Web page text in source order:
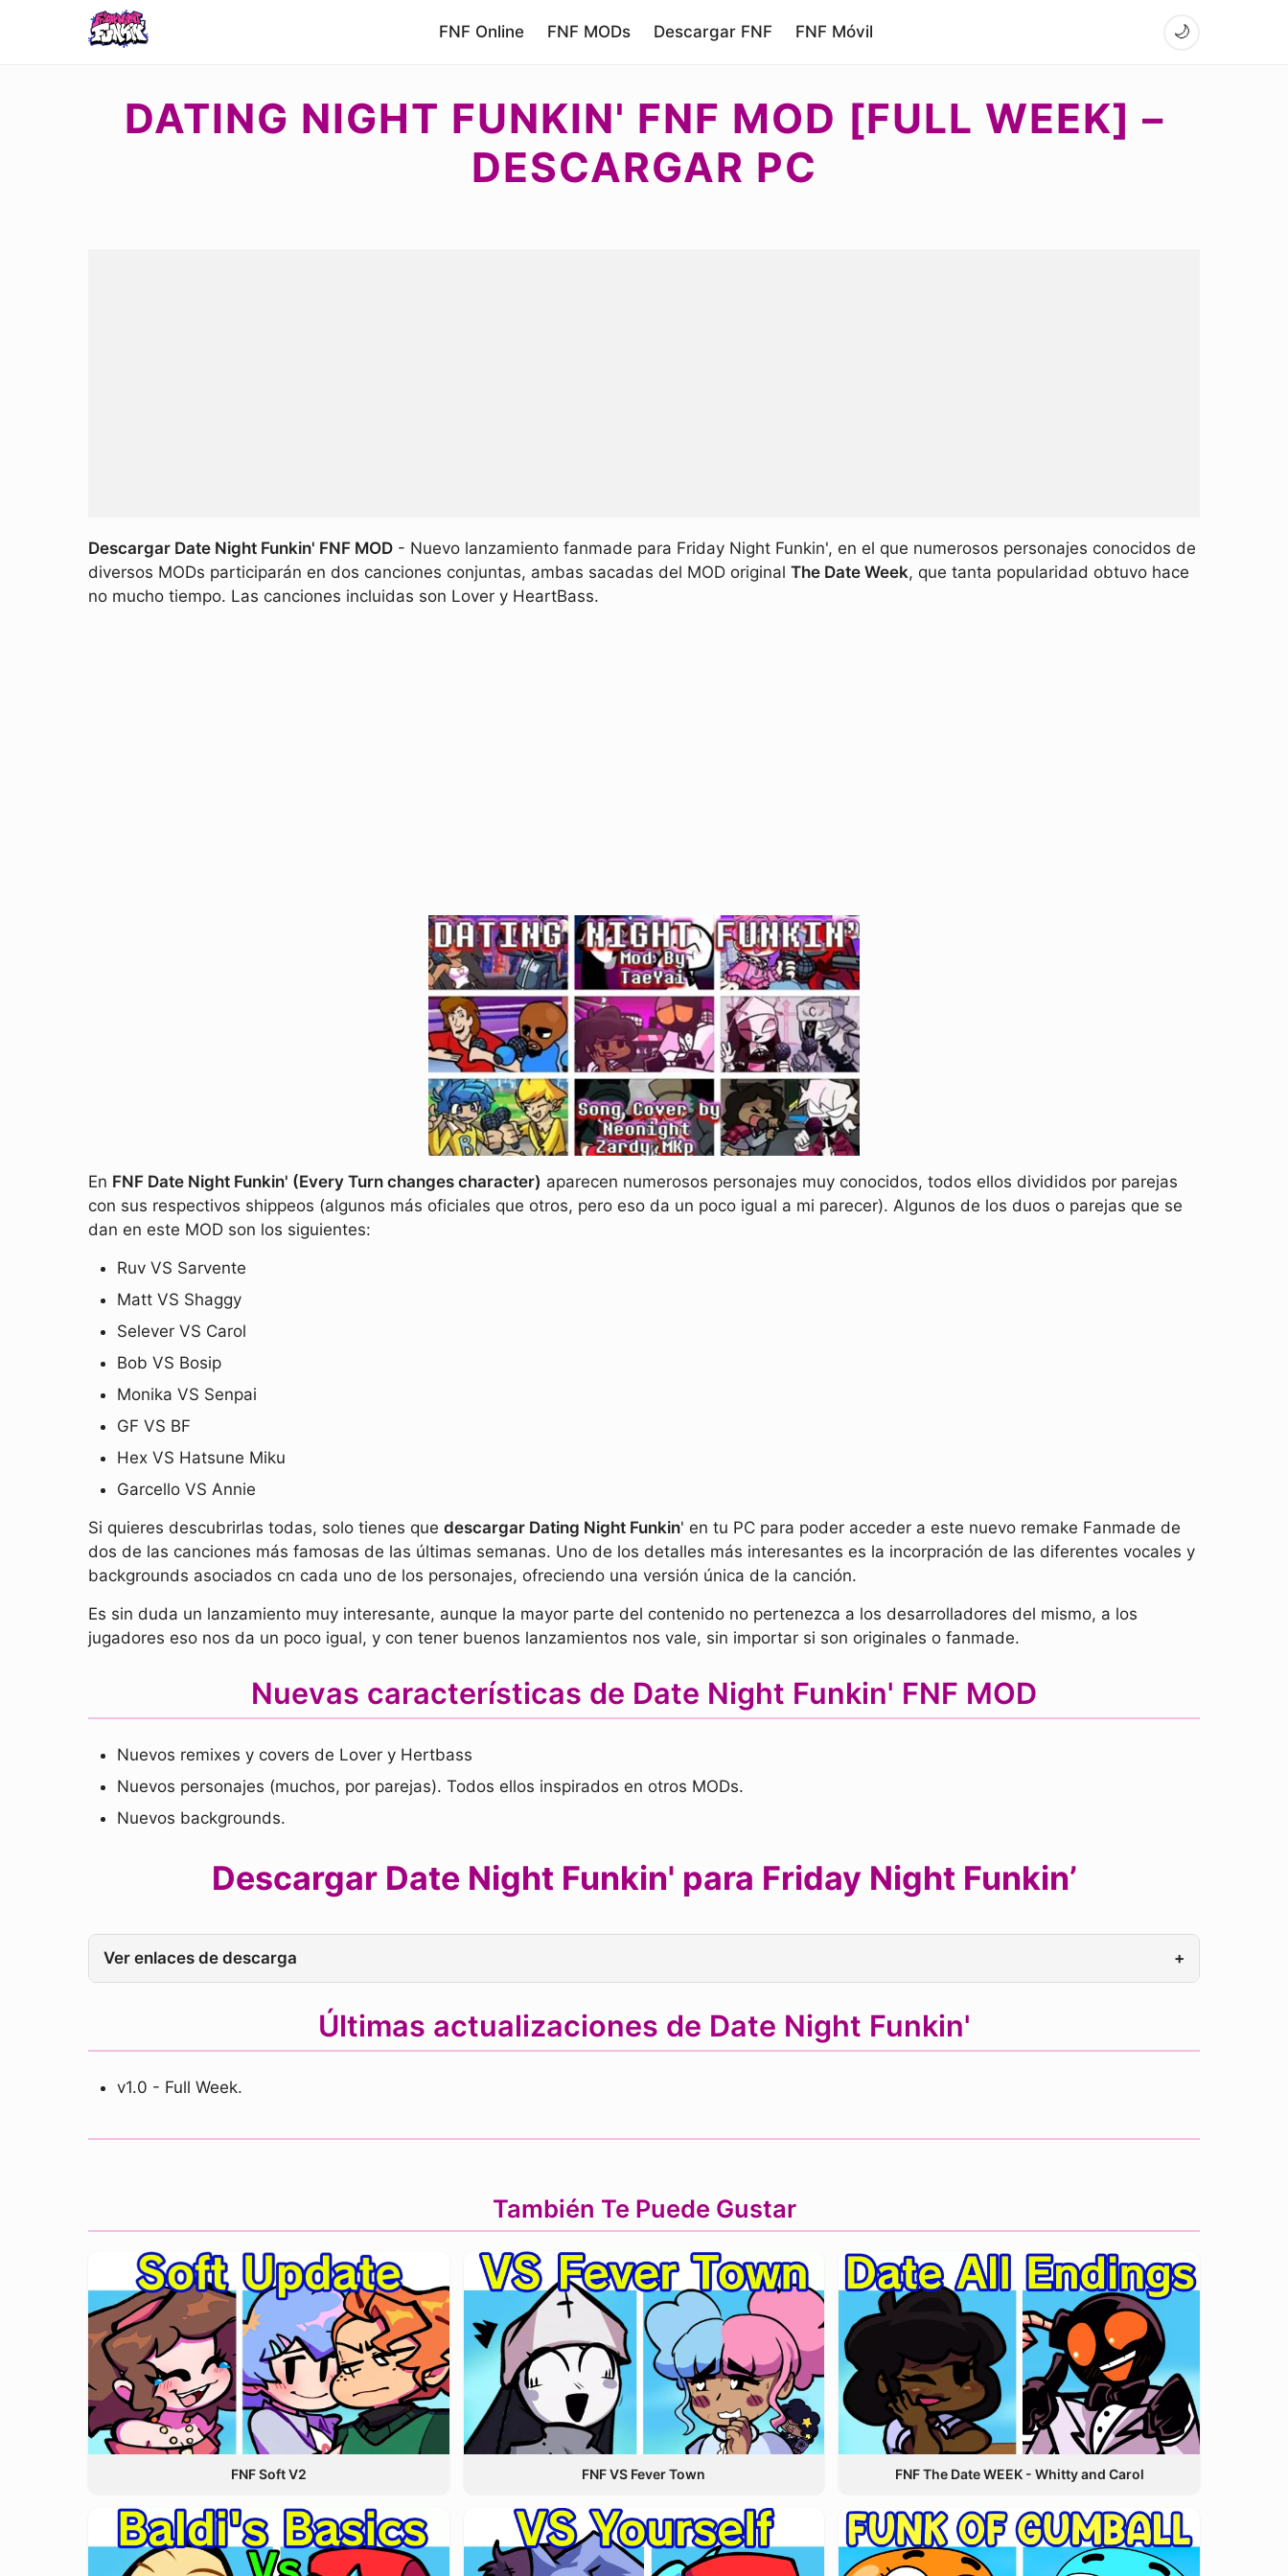
FNF Online FNF MODs Descargar FNF FNF Móvil 🌙
DATING NIGHT FUNKIN' FNF MOD [FULL WEEK] –
DESCARGAR PC
Descargar Date Night Funkin' FNF MOD - Nuevo lanzamiento fanmade para Friday Night Funkin', en el que numerosos personajes conocidos de
diversos MODs participarán en dos canciones conjuntas, ambas sacadas del MOD original The Date Week, que tanta popularidad obtuvo hace
no mucho tiempo. Las canciones incluidas son Lover y HeartBass.
En FNF Date Night Funkin' (Every Turn changes character) aparecen numerosos personajes muy conocidos, todos ellos divididos por parejas
con sus respectivos shippeos (algunos más oficiales que otros, pero eso da un poco igual a mi parecer). Algunos de los duos o parejas que se
dan en este MOD son los siguientes:
Ruv VS Sarvente
Matt VS Shaggy
Selever VS Carol
Bob VS Bosip
Monika VS Senpai
GF VS BF
Hex VS Hatsune Miku
Garcello VS Annie
Si quieres descubrirlas todas, solo tienes que descargar Dating Night Funkin' en tu PC para poder acceder a este nuevo remake Fanmade de
dos de las canciones más famosas de las últimas semanas. Uno de los detalles más interesantes es la incorpración de las diferentes vocales y
backgrounds asociados cn cada uno de los personajes, ofreciendo una versión única de la canción.
Es sin duda un lanzamiento muy interesante, aunque la mayor parte del contenido no pertenezca a los desarrolladores del mismo, a los
jugadores eso nos da un poco igual, y con tener buenos lanzamientos nos vale, sin importar si son originales o fanmade.
Nuevas características de Date Night Funkin' FNF MOD
Nuevos remixes y covers de Lover y Hertbass
Nuevos personajes (muchos, por parejas). Todos ellos inspirados en otros MODs.
Nuevos backgrounds.
Descargar Date Night Funkin' para Friday Night Funkin’
Ver enlaces de descarga +
Últimas actualizaciones de Date Night Funkin'
v1.0 - Full Week.
También Te Puede Gustar
FNF Soft V2 FNF VS Fever Town FNF The Date WEEK - Whitty and Carol